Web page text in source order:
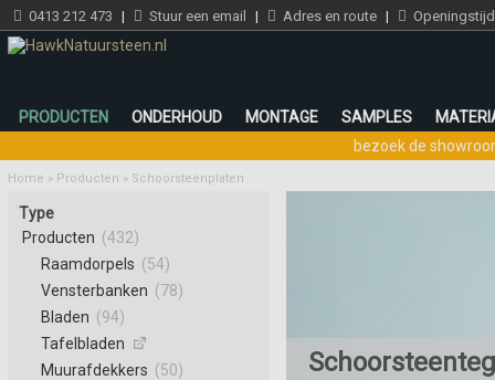
0413 212 473 | Stuur een email | Adres en route |
PRODUCTEN ONDERHOUD MONTAGE SAMPLES
bezoek de
Home » Producten » Schoorsteenplaten
Type
Producten (432)
Raamdorpels (54)
Vensterbanken (78)
Bladen (94)
Tafelbladen
Muurafdekkers (50)